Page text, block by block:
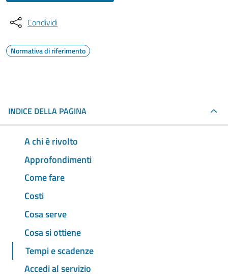
Condividi
Normativa di riferimento
INDICE DELLA PAGINA
A chi è rivolto
Approfondimenti
Come fare
Costi
Cosa serve
Cosa si ottiene
Tempi e scadenze
Accedi al servizio